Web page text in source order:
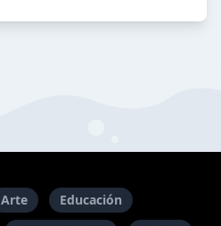
Arte
Educación